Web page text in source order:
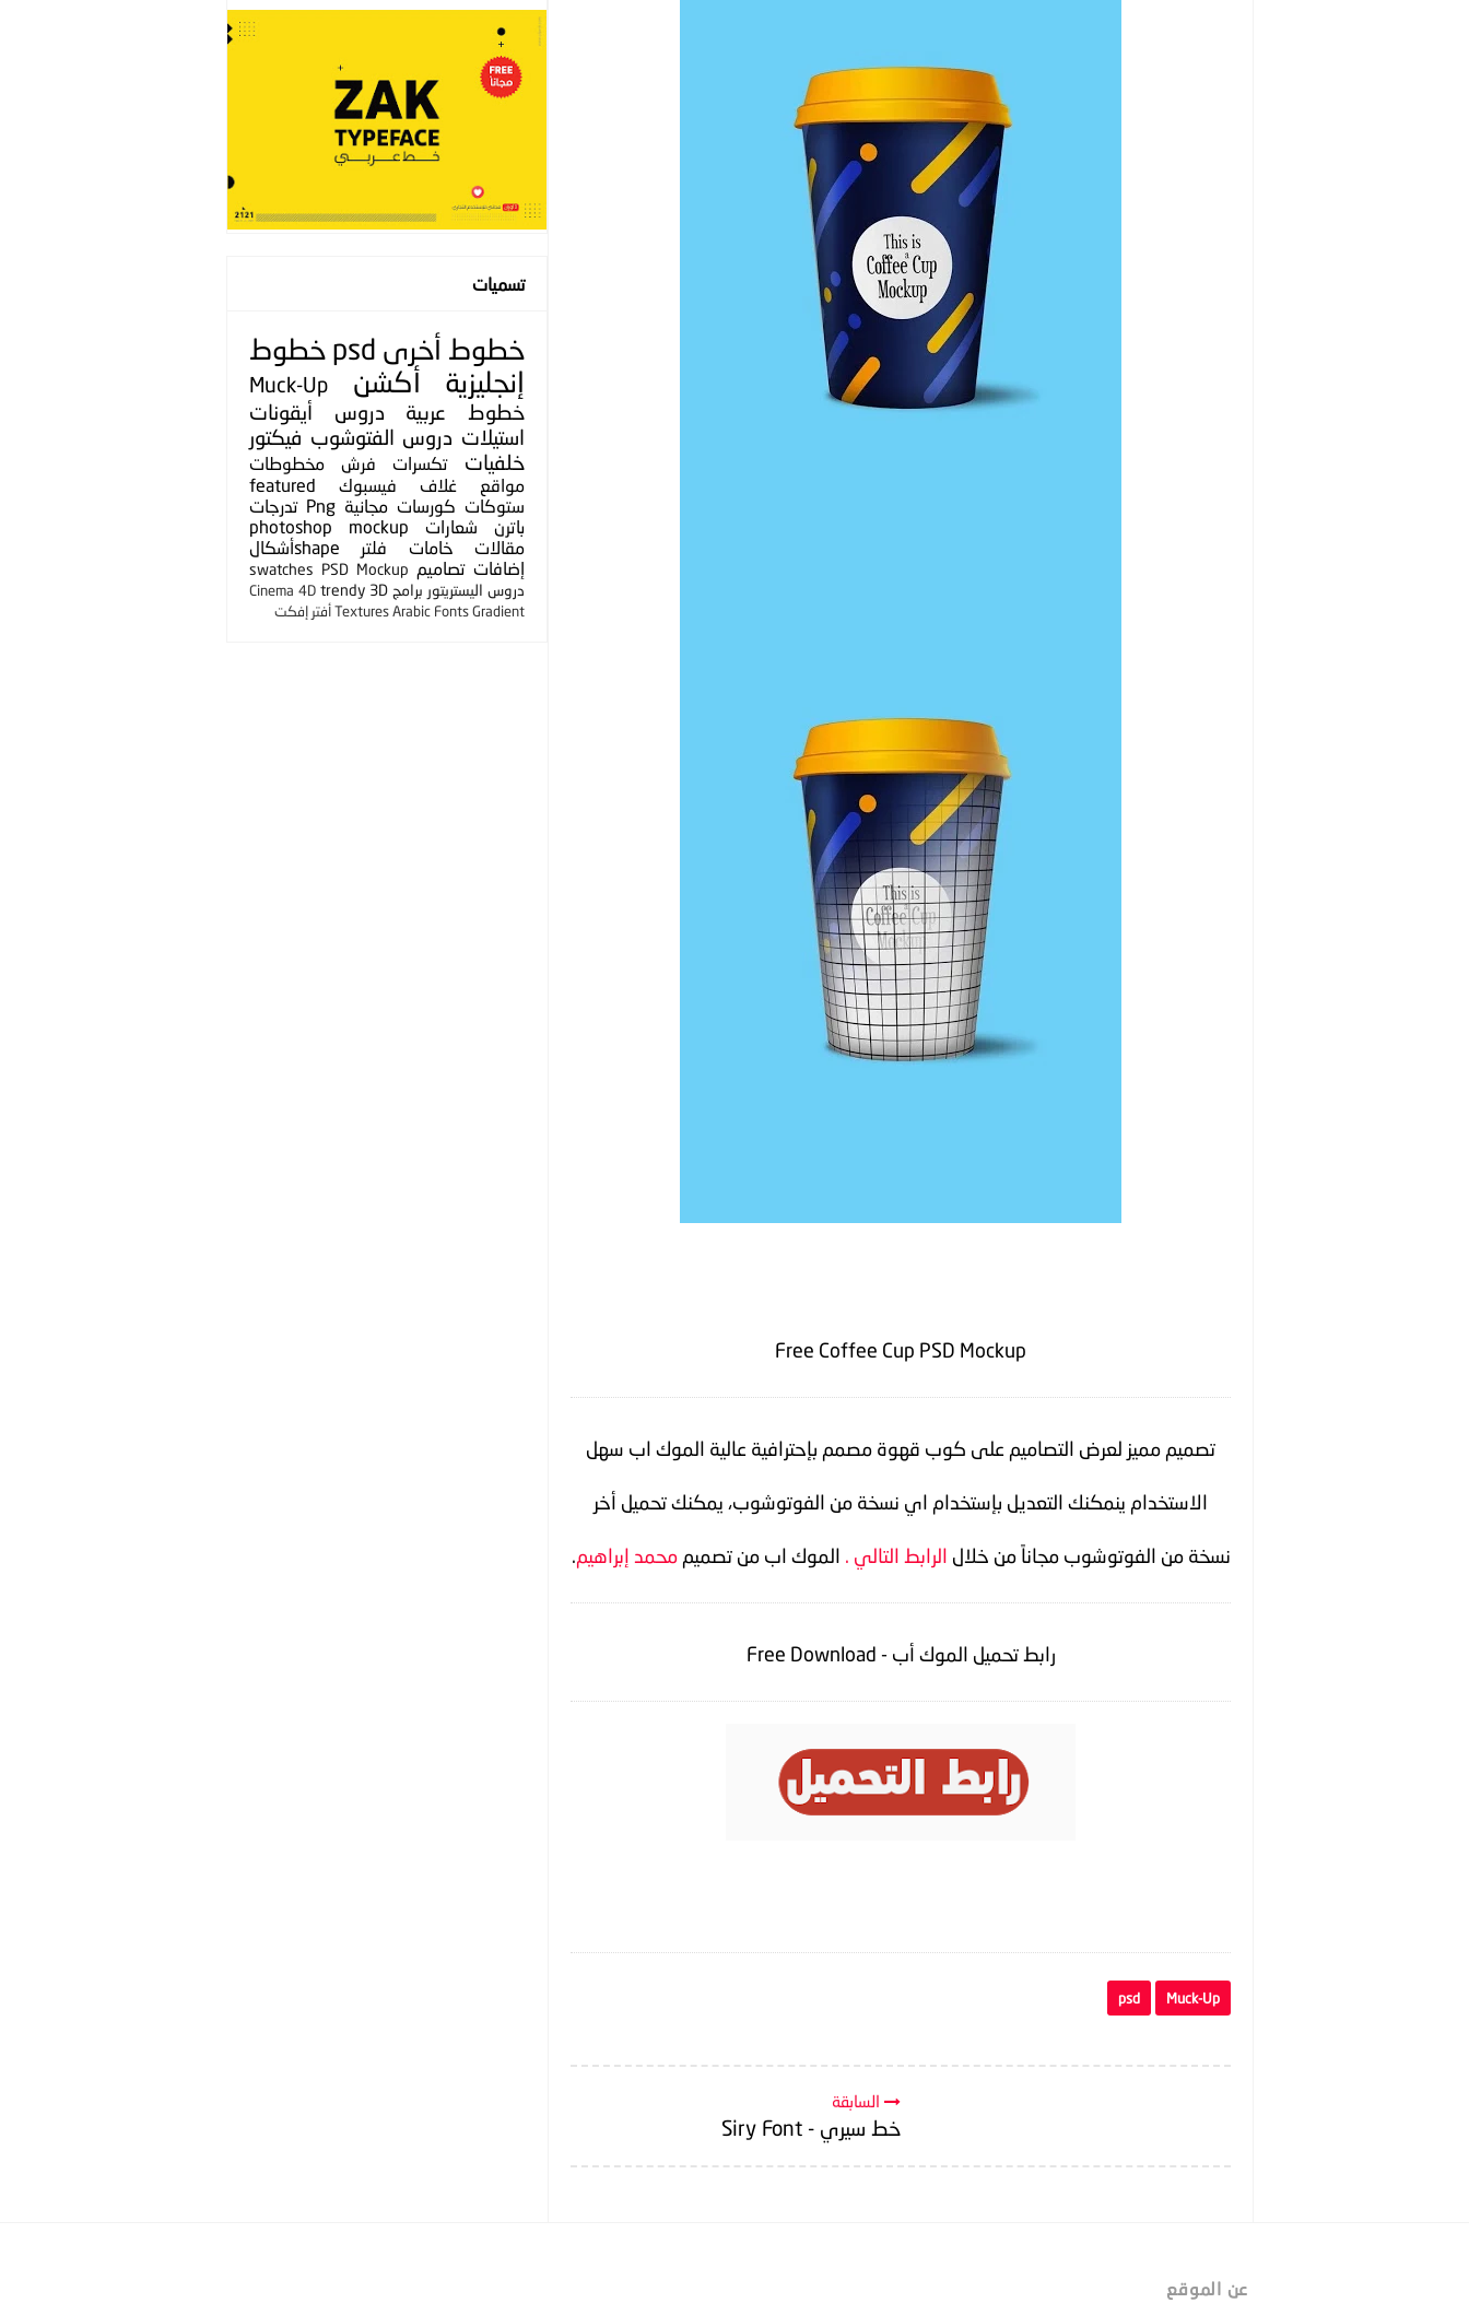
Free Coffee Cup PSD Mockup
تصميم مميز لعرض التصاميم على كوب قهوة مصمم بإحترافية عالية الموك اب سهل
الاستخدام ينمكنك التعديل بإستخدام اي نسخة من الفوتوشوب، يمكنك تحميل أخر
نسخة من الفوتوشوب مجاناً من خلال الرابط التالي . الموك اب من تصميممحمد إبراهيم.
رابط تحميل الموك أب - Free Download
Muck-Up
psd
السابقة
خط سيري - Siry Font
تسميات
خطوط أخرى psd خطوط
إنجليزية
أكشن
Muck-Up
خطوط عربية
دروس
أيقونات
استيلات دروس الفتوشوب فيكتور
خلفيات
تكسرات فرش
مخطوطات
مواقع
غلاف فيسبوك
featured
ستوكات كورسات مجانية Png تدرجات
باترن
شعارات
photoshop mockup
مقالات
خامات فلتر
shapeأشكال
إضافات تصاميم PSD Mockup
swatches
دروس اليستريتور برامج 3D
trendy
Cinema 4D
Gradient
Arabic Fonts
Texturesأفتر إفكت
عن الموقع